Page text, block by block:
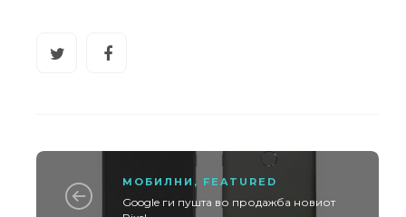
МОБИЛНИ , FEATURED
Google ги пушта во продажба новиот